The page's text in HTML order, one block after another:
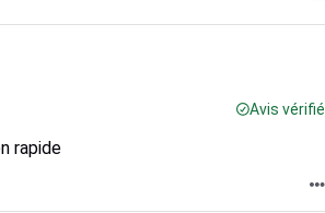
Avis vérifié
rapide